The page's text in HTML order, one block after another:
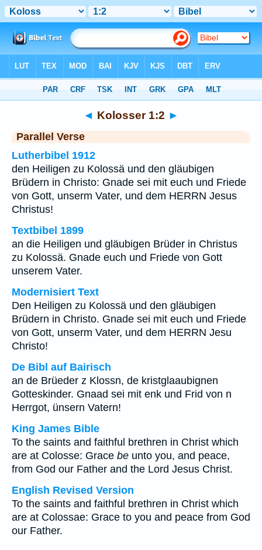
◄ Kolosser 1:2 ►
Parallel Verse
Lutherbibel 1912
den Heiligen zu Kolossä und den gläubigen
Brüdern in Christo: Gnade sei mit euch und Friede
von Gott, unserm Vater, und dem HERRN Jesus
Christus!
Textbibel 1899
an die Heiligen und gläubigen Brüder in Christus
zu Kolossä. Gnade euch und Friede von Gott
unserem Vater.
Modernisiert Text
Den Heiligen zu Kolossä und den gläubigen
Brüdern in Christo. Gnade sei mit euch und Friede
von Gott, unserm Vater, und dem HERRN Jesu
Christo!
De Bibl auf Bairisch
an de Brüeder z Klossn, de kristglaaubignen
Gotteskinder. Gnaad sei mit enk und Frid von n
Herrgot, ünsern Vatern!
King James Bible
To the saints and faithful brethren in Christ which
are at Colosse: Grace be unto you, and peace,
from God our Father and the Lord Jesus Christ.
English Revised Version
To the saints and faithful brethren in Christ which
are at Colossae: Grace to you and peace from God
our Father.